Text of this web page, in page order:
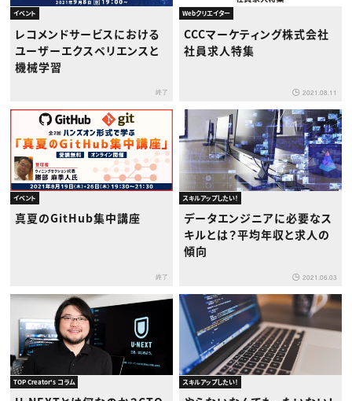
プロフェッショナル×つながる×メディア
イベント
レコメンドサービスにおける
ユーザーエクスペリエンスと
機械学習
終了
Webクリエイター
CCCマーケティング株式会社
社員求人特集
2021.08.11
イベント
真夏のGitHub集中講座
終了
スキルアップしたい！
データエンジニアに必要なス
キルとは？平均年収と求人の
傾向
2021.06.03
TOP Creator's コラム スキルアップしたい！